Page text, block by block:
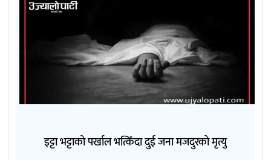
इट्टा भट्टाको पर्खाल भत्किँदा दुई जना मजदुरको मृत्यु